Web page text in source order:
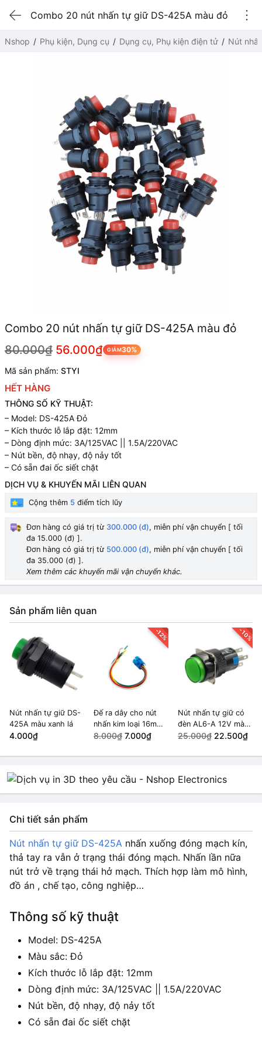
Combo 20 nút nhấn tự giữ DS-425A màu đỏ
Nshop Phụ kiện, Dụng cụ Dụng cụ, Phụ kiện điện tử Nút
Combo 20 nút nhấn tự giữ DS-425A màu đỏ
80.000₫ 56.000₫ GIẢM30%
Mã sản phẩm: STYI
HẾT HÀNG
THÔNG SỐ KỸ THUẬT:
– Model: DS-425A Đỏ
– Kích thước lỗ lắp đặt: 12mm
– Dòng định mức: 3A/125VAC || 1.5A/220VAC
– Nút bền, độ nhạy, độ nảy tốt
– Có sẵn đai ốc siết chặt
DỊCH VỤ & KHUYẾN MÃI LIÊN QUAN
Cộng thêm 5 điểm tích lũy
Đơn hàng có giá trị từ 300.000 (đ), miễn phí vận chuyển [ tối
đa 15.000 (đ) ].
Đơn hàng có giá trị từ 500.000 (đ), miễn phí vận chuyển [ tối
đa 35.000 (đ) ].
Xem thêm các khuyến mãi vận chuyển khác.
Sản phẩm liên quan
Nút nhấn tự giữ DS-
425A màu xanh lá
4.000₫
-12%
Đế ra dây cho nút
nhấn kim loại 16mm
5 chân
8.000₫ 7.000₫
-10%
Nút nhấn tự giữ có
đèn AL6-A 12V màu
Xanh Lá
25.000₫ 22.500₫
Chi tiết sản phẩm
Nút nhấn tự giữ DS-425A nhấn xuống đóng mạch kín,
thả tay ra vẫn ở trạng thái đóng mạch. Nhấn lần nữa
nút trở về trạng thái hở mạch. Thích hợp làm mô hình,
đồ án , chế tạo, công nghiệp…
Thông số kỹ thuật
Model: DS-425A
Màu sắc: Đỏ
Kích thước lỗ lắp đặt: 12mm
Dòng định mức: 3A/125VAC || 1.5A/220VAC
Nút bền, độ nhạy, độ nảy tốt
Có sẵn đai ốc siết chặt